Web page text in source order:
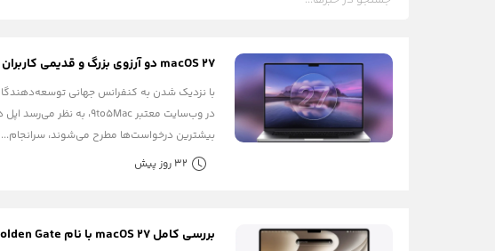
macOS 27 دو آرزوی بزرگ و قدیمی کاربران مک را برآورده می‌کند!
بیشترین درخواست‌ها مطرح می‌شوند، سرانجام...
32 روز پیش
بررسی کامل macOS 27 با نام Golden Gate